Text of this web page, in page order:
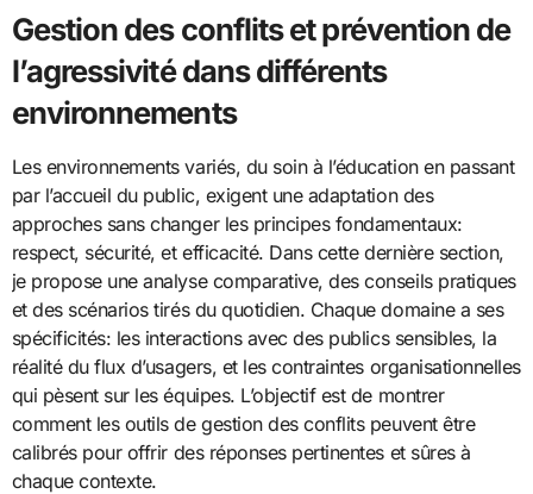
Gestion des conflits et prévention de
l’agressivité dans différents
environnements
Les environnements variés, du soin à l’éducation en passant
par l’accueil du public, exigent une adaptation des
approches sans changer les principes fondamentaux:
respect, sécurité, et efficacité. Dans cette dernière section,
je propose une analyse comparative, des conseils pratiques
et des scénarios tirés du quotidien. Chaque domaine a ses
spécificités: les interactions avec des publics sensibles, la
réalité du flux d’usagers, et les contraintes organisationnelles
qui pèsent sur les équipes. L’objectif est de montrer
comment les outils de gestion des conflits peuvent être
calibrés pour offrir des réponses pertinentes et sûres à
chaque contexte.